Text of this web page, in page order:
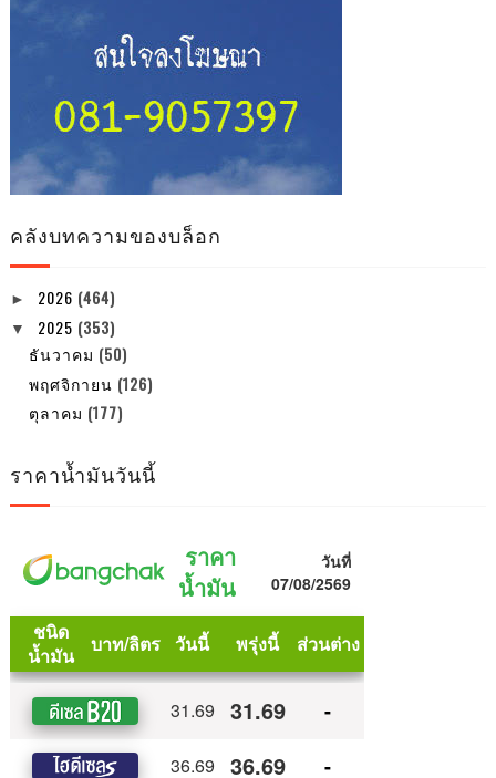
คลังบทความของบล็อก
► 2026 (464)
▼ 2025 (353)
ธันวาคม (50)
พฤศจิกายน (126)
ตุลาคม (177)
ราคาน้ำมันวันนี้